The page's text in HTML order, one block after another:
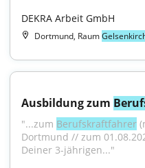
DEKRA Arbeit GmbH
Dortmund, Raum
Ausbildung zum
"...zum Berufskraftfahrer
Dortmund // zum
Deiner 3-jährigen..."